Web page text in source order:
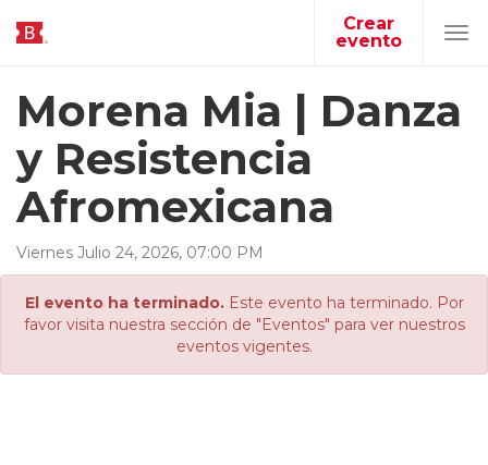
Crear
evento
Morena Mia | Danza
y Resistencia
Afromexicana
Viernes Julio 24, 2026, 07:00 PM
El evento ha terminado.Este evento ha terminado. Por
favor visita nuestra sección de "Eventos" para ver nuestros
eventos vigentes.